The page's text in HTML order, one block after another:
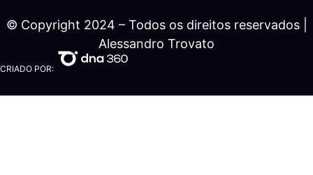
© Copyright 2024 – Todos os direitos reservados |
Alessandro Trovato
CRIADO POR: